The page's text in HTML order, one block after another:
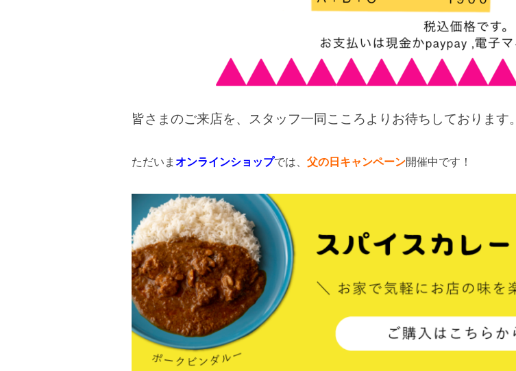
皆さまのご来店を、スタッフ一同こころよりお待ちしております。
ただいま オンラインショップでは、 父の日キャンペーン開催中です！